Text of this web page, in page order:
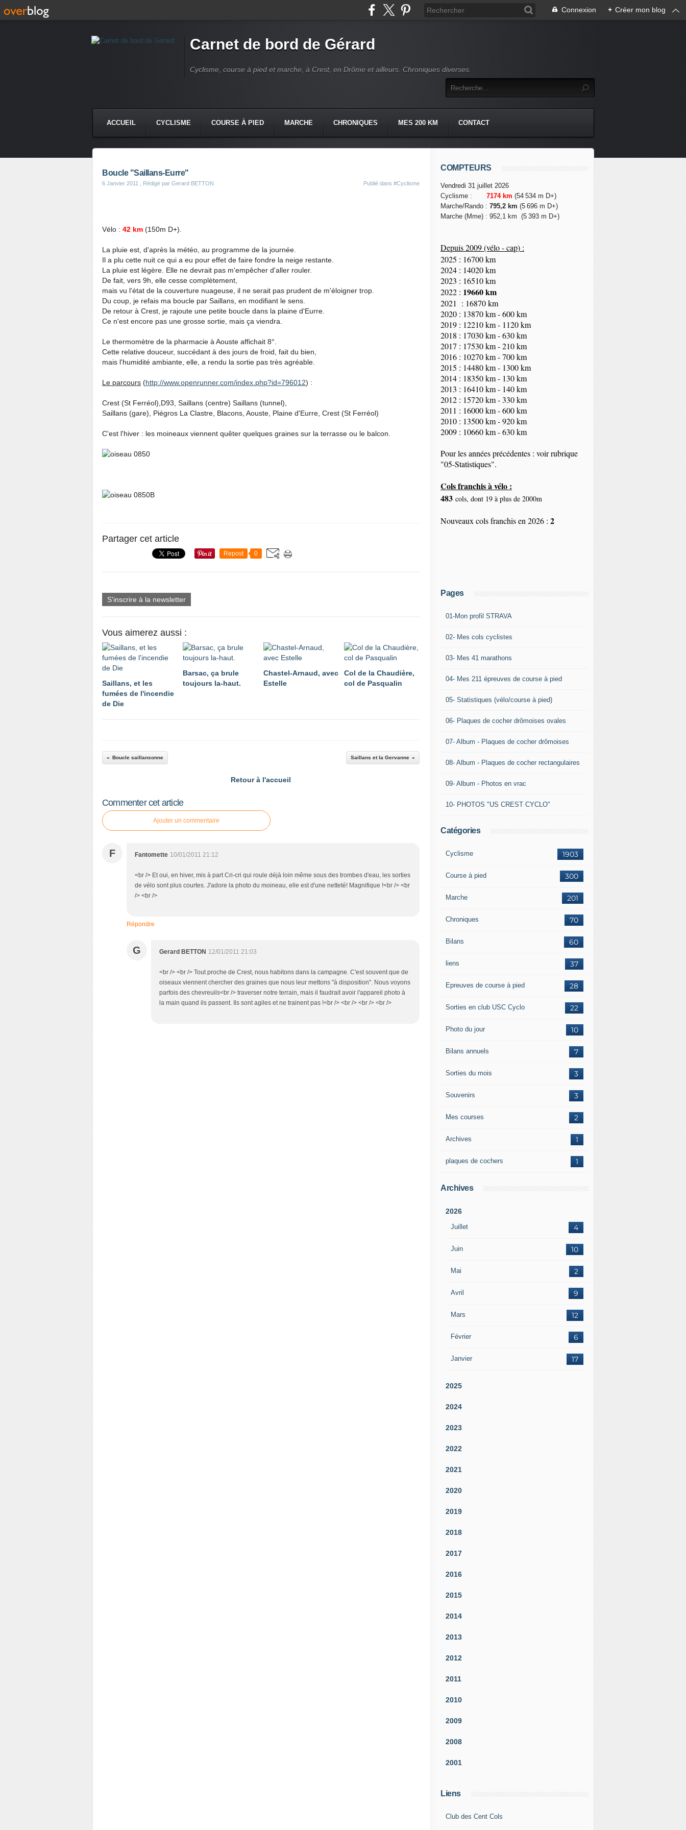
Connexion + Créer mon blog
Carnet de bord de Gérard
Cyclisme, course à pied et marche, à Crest, en Drôme et ailleurs. Chroniques diverses.
ACCUEIL CYCLISME COURSE À PIED MARCHE CHRONIQUES MES 200 KM CONTACT
Boucle "Saillans-Eurre"
6 Janvier 2011 , Rédigé par Gerard BETTON Publié dans #Cyclisme
Vélo : 42 km (150m D+).
La pluie est, d'après la météo, au programme de la journée.
Il a plu cette nuit ce qui a eu pour effet de faire fondre la neige restante.
La pluie est légère. Elle ne devrait pas m'empêcher d'aller rouler.
De fait, vers 9h, elle cesse complètement,
mais vu l'état de la couverture nuageuse, il ne serait pas prudent de m'éloigner trop.
Du coup, je refais ma boucle par Saillans, en modifiant le sens.
De retour à Crest, je rajoute une petite boucle dans la plaine d'Eurre.
Ce n'est encore pas une grosse sortie, mais ça viendra.
Le thermomètre de la pharmacie à Aouste affichait 8°.
Cette relative douceur, succédant à des jours de froid, fait du bien,
mais l'humidité ambiante, elle, a rendu la sortie pas très agréable.
Le parcours (http://www.openrunner.com/index.php?id=796012) :
Crest (St Ferréol),D93, Saillans (centre) Saillans (tunnel),
Saillans (gare), Piégros La Clastre, Blacons, Aouste, Plaine d'Eurre, Crest (St Ferréol)
C'est l'hiver : les moineaux viennent quêter quelques graines sur la terrasse ou le balcon.
Partager cet article
Repost 0
S'inscrire à la newsletter
Vous aimerez aussi :
Saillans, et les
fumées de l'incendie
de Die
Barsac, ça brule
toujours la-haut.
Chastel-Arnaud, avec
Estelle
Col de la Chaudière,
col de Pasqualin
Boucle saillansonne Saillans et la Gervanne
Retour à l'accueil
Commenter cet article
Ajouter un commentaire
F Fantomette 10/01/2011 21:12
<br /> Et oui, en hiver, mis à part Cri-cri qui roule déjà loin même sous des trombes d'eau, les sorties
de vélo sont plus courtes. J'adore la photo du moineau, elle est d'une netteté! Magnifique !<br /> <br
/> <br />
Répondre
G Gerard BETTON 12/01/2011 21:03
<br /> <br /> Tout proche de Crest, nous habitons dans la campagne. C'est souvent que de
oiseaux viennent chercher des graines que nous leur mettons "à disposition". Nous voyons
parfois des chevreuils<br /> traverser notre terrain, mais il faudrait avoir l'appareil photo à
la main quand ils passent. Ils sont agiles et ne trainent pas !<br /> <br /> <br /> <br />
COMPTEURS
Vendredi 31 juillet 2026
Cyclisme : 7174 km (54 534 m D+)
Marche/Rando : 795,2 km (5 696 m D+)
Marche (Mme) : 952,1 km (5 393 m D+)
Depuis 2009 (vélo - cap) :
2025 : 16700 km
2024 : 14020 km
2023 : 16510 km
2022 : 19660 km
2021 : 16870 km
2020 : 13870 km - 600 km
2019 : 12210 km - 1120 km
2018 : 17030 km - 630 km
2017 : 17530 km - 210 km
2016 : 10270 km - 700 km
2015 : 14480 km - 1300 km
2014 : 18350km- 130 km
2013 : 16410 km - 140 km
2012 : 15720 km - 330 km
2011 : 16000 km - 600 km
2010 : 13500 km - 920 km
2009 : 10660 km - 630 km
Pour les années précédentes : voir rubrique
"05-Statistiques".
Cols franchis à vélo :
483 cols, dont 19 à plus de 2000m
Nouveaux cols franchis en 2026 : 2
Pages
01-Mon profil STRAVA
02- Mes cols cyclistes
03- Mes 41 marathons
04- Mes 211 épreuves de course à pied
05- Statistiques (vélo/course à pied)
06- Plaques de cocher drômoises ovales
07- Album - Plaques de cocher drômoises
08- Album - Plaques de cocher rectangulaires
09- Album - Photos en vrac
10- PHOTOS "US CREST CYCLO"
Catégories
1903
Cyclisme
300
Course à pied
201
Marche
70
Chroniques
60
Bilans
37
liens
28
Epreuves de course à pied
22
Sorties en club USC Cyclo
10
Photo du jour
7
Bilans annuels
3
Sorties du mois
3
Souvenirs
2
Mes courses
1
Archives
1
plaques de cochers
Archives
2026
Juillet 4
Juin 10
Mai 2
Avril 9
Mars 12
Février 6
Janvier 17
2025
2024
2023
2022
2021
2020
2019
2018
2017
2016
2015
2014
2013
2012
2011
2010
2009
2008
2001
Liens
Club des Cent Cols